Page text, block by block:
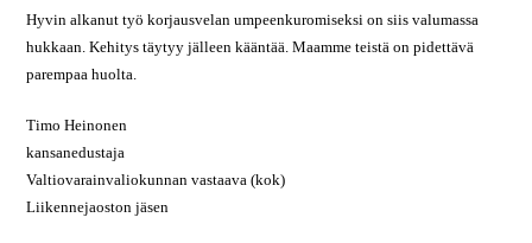
Hyvin alkanut työ korjausvelan umpeenkuromiseksi on siis valumassa
hukkaan. Kehitys täytyy jälleen kääntää. Maamme teistä on pidettävä
parempaa huolta.
Timo Heinonen
kansanedustaja
Valtiovarainvaliokunnan vastaava (kok)
Liikennejaoston jäsen